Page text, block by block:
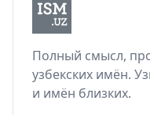
Полный смысл,
узбекских имён.
и имён близких.